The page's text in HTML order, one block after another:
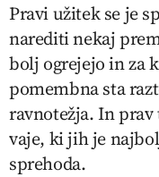
Pravi užitek se je
narediti nekaj
bolj ogrejejo in za
pomembna sta
ravnotežja. In
vaje, ki jih je
sprehoda.